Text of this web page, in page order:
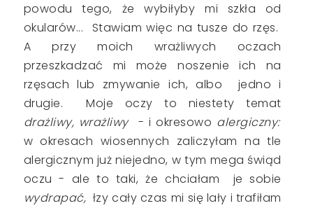
powodu tego, że wybiłyby mi szkła od
okularów... Stawiam więc na tusze do rzęs.
A przy moich wrażliwych oczach
przeszkadzać mi może noszenie ich na
rzęsach lub zmywanie ich, albo jedno i
drugie. Moje oczy to niestety temat
drażliwy, wrażliwy - i okresowo alergiczny:
w okresach wiosennych zaliczyłam na tle
alergicznym już niejedno, w tym mega świąd
oczu - ale to taki, że chciałam je sobie
wydrapać, łzy cały czas mi się lały i trafiłam